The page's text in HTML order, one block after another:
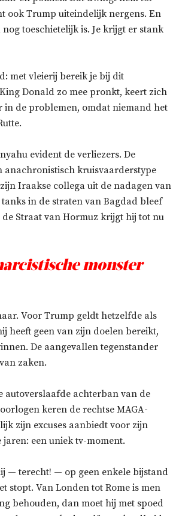
ook Trump uiteindelijk nergens. En
toeschietelijk is. Je krijgt er stank
met vleierij bereik je bij dit
Donald zo mee pronkt, keert zich
in de problemen, omdat niemand het
evident de verliezers. De
anachronistisch kruisvaarderstype
Iraakse collega uit de nadagen van
in de straten van Bagdad bleef
Straat van Hormuz krijgt hij tot nu
monster
Voor Trump geldt hetzelfde als
heeft geen van zijn doelen bereikt,
De aangevallen tegenstander
zaken.
autoverslaafde achterban van de
keren de rechtse MAGA-
zijn excuses aanbiedt voor zijn
een uniek tv-moment.
— terecht! — op geen enkele bijstand
stopt. Van Londen tot Rome is men
behouden, dan moet hij met spoed